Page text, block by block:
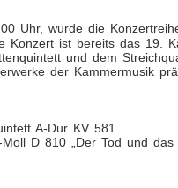
Uhr, wurde die Konzertreihe
Konzert ist bereits das 19.
und dem
der Kammermusik
A-Dur KV 581
D 810 „Der Tod und das